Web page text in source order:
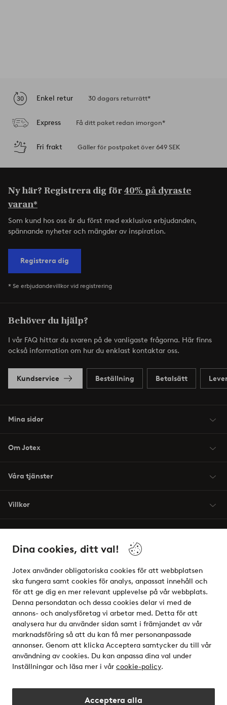
Dina cookies, ditt val!
Jotex använder obligatoriska cookies för att webbplatsen
ska fungera samt cookies för analys, anpassat innehåll och
för att ge dig en mer relevant upplevelse på vår webbplats.
Denna persondatan och dessa cookies delar vi med de
annons- och analysföretag vi arbetar med. Detta för att
analysera hur du använder sidan samt i främjandet av vår
marknadsföring så att du kan få mer personanpassade
annonser. Genom att klicka Acceptera samtycker du till vår
användning av cookies. Du kan anpassa dina val under
Inställningar och läsa mer i vår cookie-policy.
Acceptera alla
Enkel retur 30 dagars returrätt*
Express Få ditt paket redan imorgon*
Fri frakt Gäller för postpaket över 649 SEK
Ny här? Registrera dig för40% på dyraste
varan*
Som kund hos oss är du först med exklusiva erbjudanden,
spännande nyheter och mängder av inspiration.
Registrera dig
* Se erbjudandevillkor vid registrering
Behöver du hjälp?
I vår FAQ hittar du svaren på de vanligaste frågorna. Här finns
också information om hur du enklast kontaktar oss.
Kundservice Beställning Betalsätt
Mina sidor
Om Jotex
Våra tjänster
Villkor
Säkra betalningar - Betala direkt eller dela upp
Vill du veta mer om våra betalalternativ?
elpy